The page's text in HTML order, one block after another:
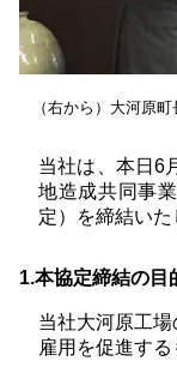
（右から）大河原
当社は、本日6
地造成共同事
定）を締結いた
1.本協定締結の目
当社大河原工
雇用を促進する